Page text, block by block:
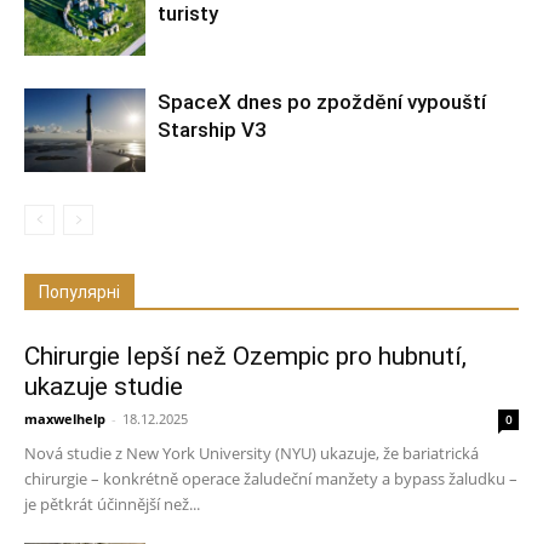
turisty
SpaceX dnes po zpoždění vypouští
Starship V3
Популярні
Chirurgie lepší než Ozempic pro hubnutí,
ukazuje studie
maxwelhelp - 18.12.2025 0
Nová studie z New York University (NYU) ukazuje, že bariatrická
chirurgie – konkrétně operace žaludeční manžety a bypass žaludku –
je pětkrát účinnější než...